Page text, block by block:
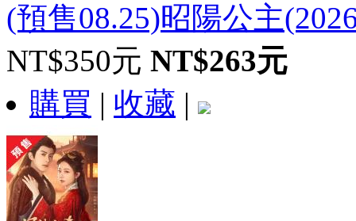
(預售08.25)昭陽公主
NT$350元 NT$263元
購買 | 收藏 |